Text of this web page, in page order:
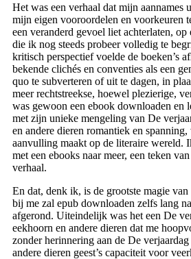
Het was een verhaal dat mijn aannames
mijn eigen vooroordelen en voorkeuren
een veranderd gevoel liet achterlaten,
die ik nog steeds probeer volledig te
kritisch perspectief voelde de boeken’s
bekende clichés en conventies als een
quo te subverteren of uit te dagen, in
meer rechtstreekse, hoewel plezierige,
was gewoon een ebook downloaden en
met zijn unieke mengeling van De
en andere dieren romantiek en
aanvulling maakt op de literaire wereld.
met een ebooks naar meer, een teken
verhaal.
En dat, denk ik, is de grootste magie
bij me zal epub downloaden zelfs lang
afgerond. Uiteindelijk was het een De
eekhoorn en andere dieren dat me
zonder herinnering aan de De
andere dieren geest’s capaciteit voor